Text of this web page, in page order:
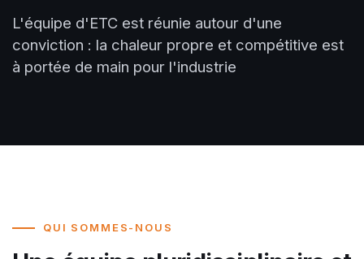
L'équipe d'ETC est réunie autour d'une
conviction : la chaleur propre et compétitive est
à portée de main pour l'industrie
QUI SOMMES-NOUS